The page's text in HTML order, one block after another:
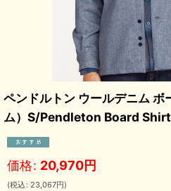
ペンドルトン ウールデニム ボ
ム）S/Pendleton Board Shirt
価格: 20,970円
(税込 : 23,067円)